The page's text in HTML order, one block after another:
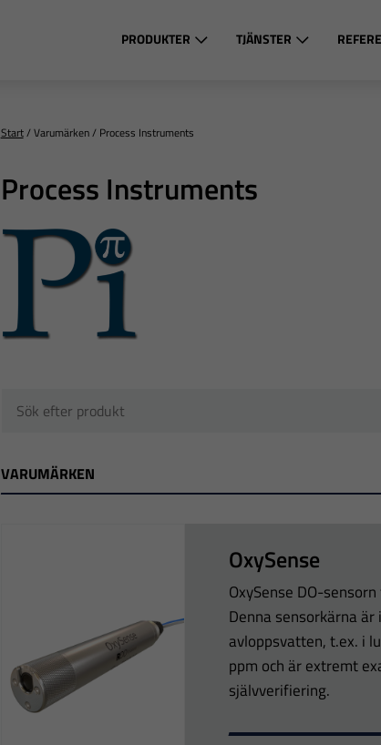
PRODUKTER TJÄNSTER
Start/Varumärken/ Process Instruments
Process Instruments
VARUMÄRKEN
OxySense
OxySense DO-
Denna sensorkärna
avloppsvatten, t.ex. i
ppm och är extremt
självverifiering.